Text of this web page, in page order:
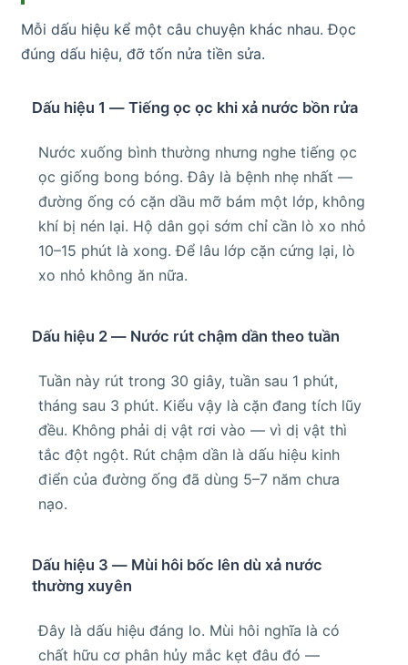
Mỗi dấu hiệu kể một câu chuyện khác nhau. Đọc
đúng dấu hiệu, đỡ tốn nửa tiền sửa.
Dấu hiệu 1 — Tiếng ọc ọc khi xả nước bồn rửa
Nước xuống bình thường nhưng nghe tiếng ọc
ọc giống bong bóng. Đây là bệnh nhẹ nhất —
đường ống có cặn dầu mỡ bám một lớp, không
khí bị nén lại. Hộ dân gọi sớm chỉ cần lò xo nhỏ
10–15 phút là xong. Để lâu lớp cặn cứng lại, lò
xo nhỏ không ăn nữa.
Dấu hiệu 2 — Nước rút chậm dần theo tuần
Tuần này rút trong 30 giây, tuần sau 1 phút,
tháng sau 3 phút. Kiểu vậy là cặn đang tích lũy
đều. Không phải dị vật rơi vào — vì dị vật thì
tắc đột ngột. Rút chậm dần là dấu hiệu kinh
điển của đường ống đã dùng 5–7 năm chưa
nạo.
Dấu hiệu 3 — Mùi hôi bốc lên dù xả nước
thường xuyên
Đây là dấu hiệu đáng lo. Mùi hôi nghĩa là có
chất hữu cơ phân hủy mắc kẹt đâu đó —